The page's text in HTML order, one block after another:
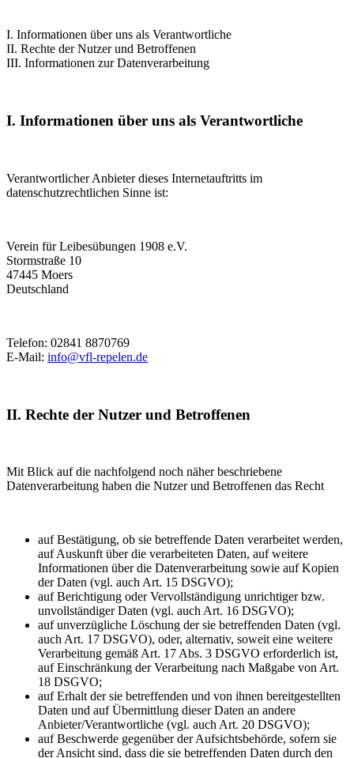
I. Informationen über uns als Verantwortliche
II. Rechte der Nutzer und Betroffenen
III. Informationen zur Datenverarbeitung
I. Informationen über uns als Verantwortliche
Verantwortlicher Anbieter dieses Internetauftritts im
datenschutzrechtlichen Sinne ist:
Verein für Leibesübungen 1908 e.V.
Stormstraße 10
47445 Moers
Deutschland
Telefon: 02841 8870769
E-Mail: info@vfl-repelen.de
II. Rechte der Nutzer und Betroffenen
Mit Blick auf die nachfolgend noch näher beschriebene
Datenverarbeitung haben die Nutzer und Betroffenen das Recht
auf Bestätigung, ob sie betreffende Daten verarbeitet werden,
auf Auskunft über die verarbeiteten Daten, auf weitere
Informationen über die Datenverarbeitung sowie auf Kopien
der Daten (vgl. auch Art. 15 DSGVO);
auf Berichtigung oder Vervollständigung unrichtiger bzw.
unvollständiger Daten (vgl. auch Art. 16 DSGVO);
auf unverzügliche Löschung der sie betreffenden Daten (vgl.
auch Art. 17 DSGVO), oder, alternativ, soweit eine weitere
Verarbeitung gemäß Art. 17 Abs. 3 DSGVO erforderlich ist,
auf Einschränkung der Verarbeitung nach Maßgabe von Art.
18 DSGVO;
auf Erhalt der sie betreffenden und von ihnen bereitgestellten
Daten und auf Übermittlung dieser Daten an andere
Anbieter/Verantwortliche (vgl. auch Art. 20 DSGVO);
auf Beschwerde gegenüber der Aufsichtsbehörde, sofern sie
der Ansicht sind, dass die sie betreffenden Daten durch den